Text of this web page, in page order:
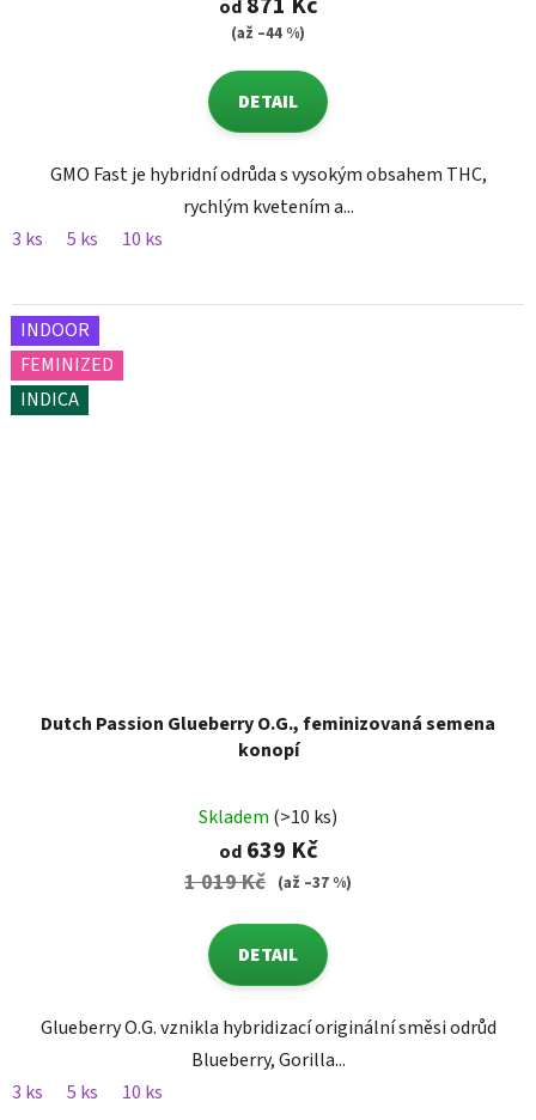
od
(až –44 %)
DETAIL
GMO Fast je hybridní odrůda s vysokým obsahem THC,
rychlým kvetením a...
3 ks
5 ks 10 ks
INDOOR
FEMINIZED
INDICA
Dutch Passion Glueberry O.G., feminizovaná semena
konopí
Skladem (>10 ks)
od639 Kč
1 019 Kč (až –37 %)
DETAIL
Glueberry O.G. vznikla hybridizací originální směsi odrůd
Blueberry, Gorilla...
3 ks
5 ks 10 ks